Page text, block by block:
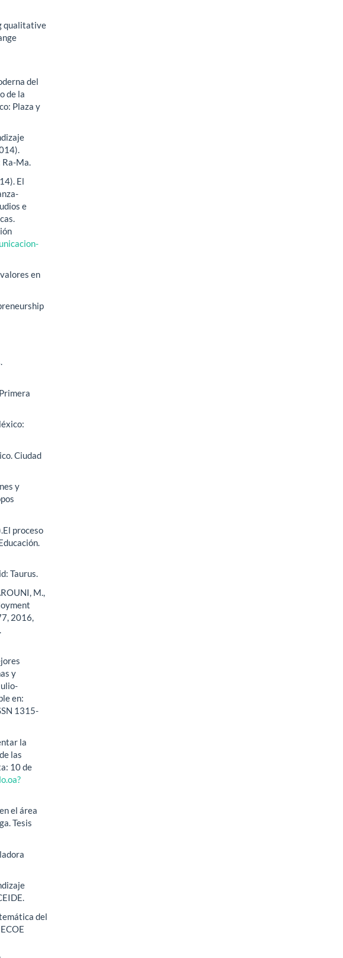
qualitative
del
de la
Plaza y
Ma.
El
e
en
Ciudad
y
proceso
Taurus.
M.,
2016,
y
en:
1315-
la
las
10 de
el área
Tesis
del